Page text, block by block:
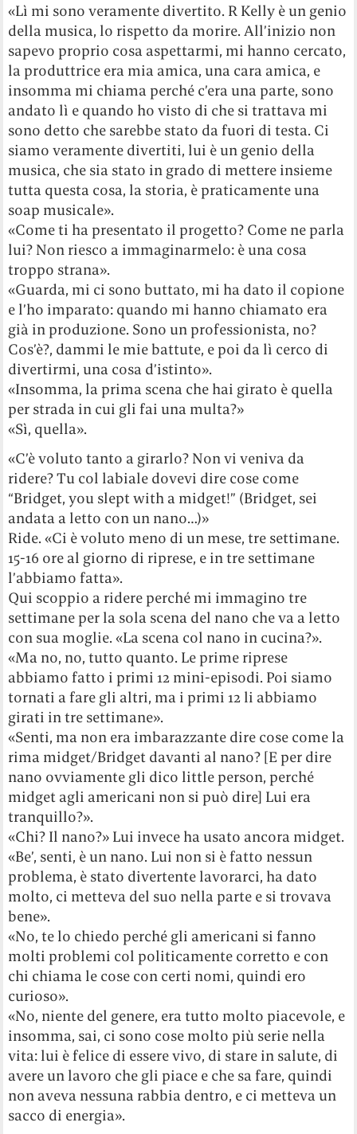
«Lì mi sono veramente divertito. R Kelly è un genio
della musica, lo rispetto da morire. All’inizio non
sapevo proprio cosa aspettarmi, mi hanno cercato,
la produttrice era mia amica, una cara amica, e
insomma mi chiama perché c’era una parte, sono
andato lì e quando ho visto di che si trattava mi
sono detto che sarebbe stato da fuori di testa. Ci
siamo veramente divertiti, lui è un genio della
musica, che sia stato in grado di mettere insieme
tutta questa cosa, la storia, è praticamente una
soap musicale».
«Come ti ha presentato il progetto? Come ne parla
lui? Non riesco a immaginarmelo: è una cosa
troppo strana».
«Guarda, mi ci sono buttato, mi ha dato il copione
e l’ho imparato: quando mi hanno chiamato era
già in produzione. Sono un professionista, no?
Cos’è?, dammi le mie battute, e poi da lì cerco di
divertirmi, una cosa d’istinto».
«Insomma, la prima scena che hai girato è quella
per strada in cui gli fai una multa?»
«Sì, quella».
«C’è voluto tanto a girarlo? Non vi veniva da
ridere? Tu col labiale dovevi dire cose come
“Bridget, you slept with a midget!” (Bridget, sei
andata a letto con un nano…)»
Ride. «Ci è voluto meno di un mese, tre settimane.
15-16 ore al giorno di riprese, e in tre settimane
l’abbiamo fatta».
Qui scoppio a ridere perché mi immagino tre
settimane per la sola scena del nano che va a letto
con sua moglie. «La scena col nano in cucina?».
«Ma no, no, tutto quanto. Le prime riprese
abbiamo fatto i primi 12 mini-episodi. Poi siamo
tornati a fare gli altri, ma i primi 12 li abbiamo
girati in tre settimane».
«Senti, ma non era imbarazzante dire cose come la
rima midget/Bridget davanti al nano? [E per dire
nano ovviamente gli dico little person, perché
midget agli americani non si può dire] Lui era
tranquillo?».
«Chi? Il nano?» Lui invece ha usato ancora midget.
«Be’, senti, è un nano. Lui non si è fatto nessun
problema, è stato divertente lavorarci, ha dato
molto, ci metteva del suo nella parte e si trovava
bene».
«No, te lo chiedo perché gli americani si fanno
molti problemi col politicamente corretto e con
chi chiama le cose con certi nomi, quindi ero
curioso».
«No, niente del genere, era tutto molto piacevole, e
insomma, sai, ci sono cose molto più serie nella
vita: lui è felice di essere vivo, di stare in salute, di
avere un lavoro che gli piace e che sa fare, quindi
non aveva nessuna rabbia dentro, e ci metteva un
sacco di energia».